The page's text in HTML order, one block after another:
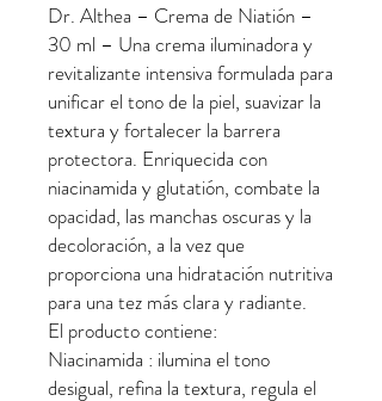
Dr. Althea – Crema de Niatión –
30 ml – Una crema iluminadora y
revitalizante intensiva formulada para
unificar el tono de la piel, suavizar la
textura y fortalecer la barrera
protectora. Enriquecida con
niacinamida y glutatión, combate la
opacidad, las manchas oscuras y la
decoloración, a la vez que
proporciona una hidratación nutritiva
para una tez más clara y radiante.
El producto contiene:
Niacinamida : ilumina el tono
desigual, refina la textura, regula el